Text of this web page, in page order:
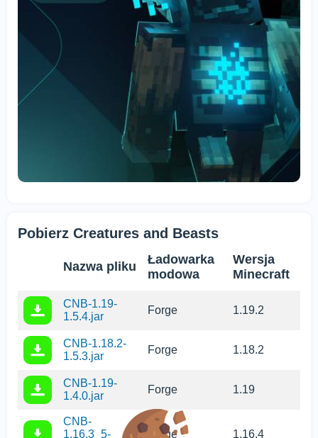
Pobierz Creatures and Beasts
Nazwa pliku
Ładowarka
modowa
Wersja
Minecraft
CNB-1.19-
1.5.4.jar
Forge 1.19.2
CNB-1.18.2-
1.5.3.jar
Forge 1.18.2
CNB-1.19-
1.4.0.jar
Forge 1.19
CNB-
1.16.3_5-
Forge 1.16.4